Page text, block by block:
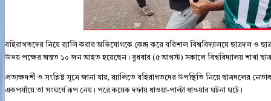
বহিরাগতদের নিয়ে র‍্যালি করার অভিযোগকে কেন্দ্র করে বরিশাল বিশ্ববিদ্যালয়ে ছাত্রদল ও
উভয় পক্ষের অন্তত ১০ জন আহত হয়েছেন। বুধবার (৫ আগস্ট) সকালে বিশ্ববিদ্যালয় শাখা
প্রত্যক্ষদর্শী ও সংশ্লিষ্ট সূত্রে জানা যায়, র‍্যালিতে বহিরাগতদের উপস্থিতি নিয়ে ছাত্রদলের
একপর্যায়ে তা সংঘর্ষে রূপ নেয়। পরে কয়েক দফায় ধাওয়া-পাল্টা ধাওয়ার ঘটনা ঘটে।